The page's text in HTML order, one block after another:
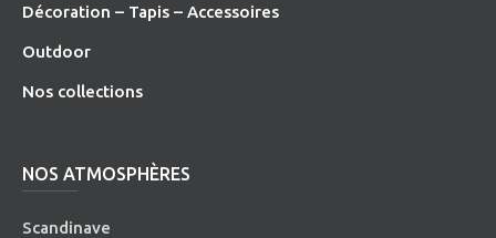
Décoration – Tapis – Accessoires
Outdoor
Nos collections
NOS ATMOSPHÈRES
Scandinave